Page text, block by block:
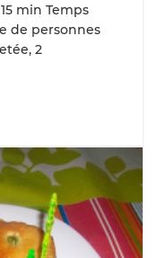
min Temps
de personnes
2